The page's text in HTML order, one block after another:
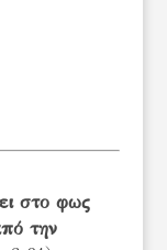
στο φως
την